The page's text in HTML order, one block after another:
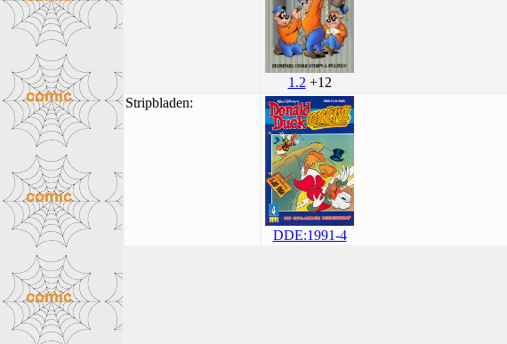
1.2 +12
Stripbladen:
DDE:1991-4